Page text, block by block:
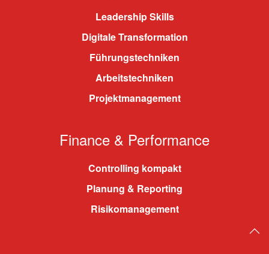
Leadership Skills
Digitale Transformation
Führungstechniken
Arbeitstechniken
Projektmanagement
Finance & Performance
Controlling kompakt
Planung & Reporting
Risikomanagement